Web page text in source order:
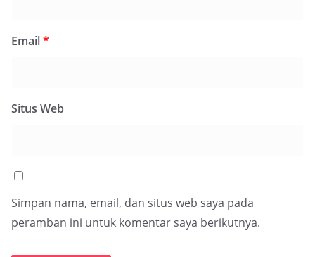
Email*
Situs Web
Simpan nama, email, dan situs web saya pada
peramban ini untuk komentar saya berikutnya.